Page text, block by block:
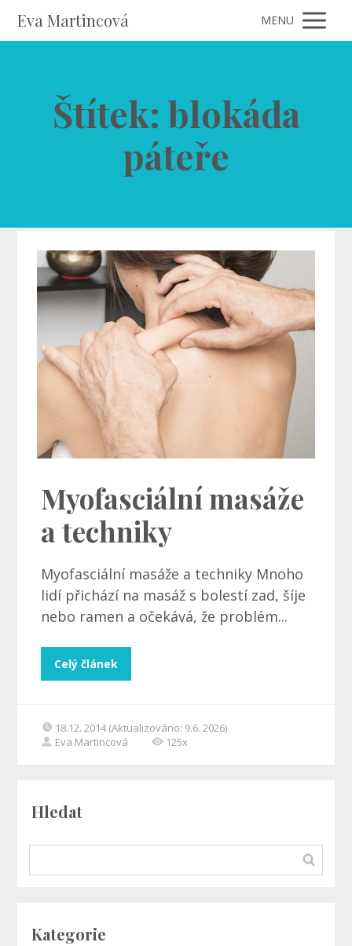
Eva Martincová MENU
Štítek: blokáda
páteře
Myofasciální masáže
a techniky
Myofasciální masáže a techniky Mnoho
lidí přichází na masáž s bolestí zad, šíje
nebo ramen a očekává, že problém...
Celý článek
18.12. 2014 (Aktualizováno: 9.6. 2026)
Eva Martincová
125x
Hledat
Kategorie